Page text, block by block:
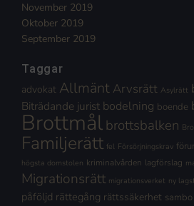
November 2019
Oktober 2019
September 2019
Taggar
advokat Allmänt Arvsrätt Asylrätt
Biträdande jurist bodelning boende
Brottmålbrottsbalken
Familjerätt fel Försörjningskrav
högsta domstolen kriminalvården lagförslag
Migrationsrätt migrationsverket ny
påföljd rättegång rättssäkerhet sambo